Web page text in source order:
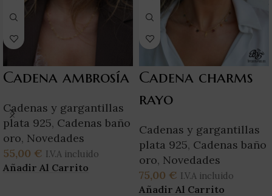
Cadena ambrosía
Cadenas y gargantillas
plata 925, Cadenas baño
oro, Novedades
55,00 € I.V.A incluido
Añadir Al Carrito
Cadena charms
rayo
Cadenas y gargantillas
plata 925, Cadenas baño
oro, Novedades
75,00 € I.V.A incluido
Añadir Al Carrito